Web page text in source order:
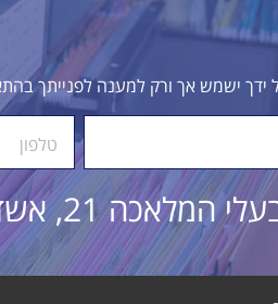
ידך ישמש אך ורק למענה לפנייתך
טלפון
המלאכה 21, אשדוד, מוקד שרות לקוחות טלפון רב קווי